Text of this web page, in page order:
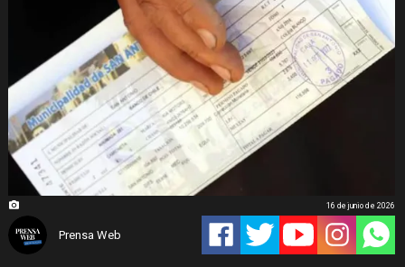
Prensa Web
16 de junio de 2026